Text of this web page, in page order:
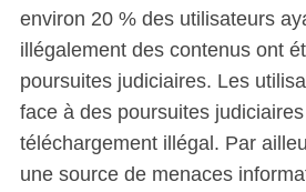
environ 20 % des utilisateurs
illégalement des contenus ont
poursuites judiciaires. Les
face à des poursuites
téléchargement illégal. Par
une source de menaces